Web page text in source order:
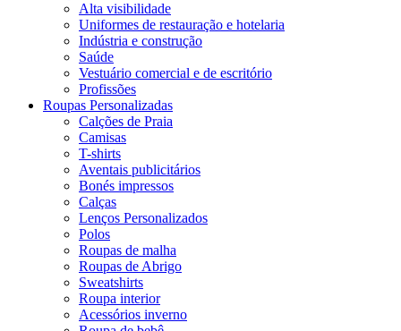
Alta visibilidade
Uniformes de restauração e hotelaria
Indústria e construção
Saúde
Vestuário comercial e de escritório
Profissões
Roupas Personalizadas
Calções de Praia
Camisas
T-shirts
Aventais publicitários
Bonés impressos
Calças
Lenços Personalizados
Polos
Roupas de malha
Roupas de Abrigo
Sweatshirts
Roupa interior
Acessórios inverno